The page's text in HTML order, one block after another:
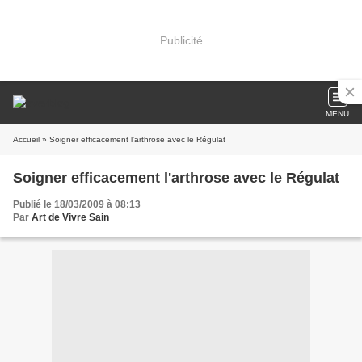
Publicité
MENU
Accueil » Soigner efficacement l'arthrose avec le Régulat
Soigner efficacement l'arthrose avec le Régulat
Publié le 18/03/2009 à 08:13
Par Art de Vivre Sain